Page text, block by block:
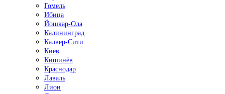
Гомель
Ибица
Йошкар-Ола
Калининград
Калвер-Сити
Киев
Кишинёв
Краснодар
Лаваль
Лион